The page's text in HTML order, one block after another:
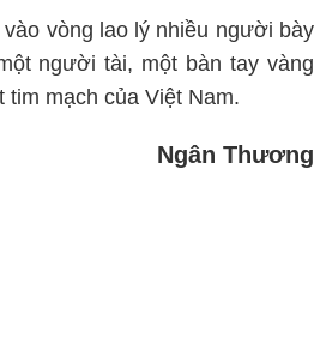
vòng lao lý nhiều người bày
người tài, một bàn tay vàng
tim mạch của Việt Nam.
Ngân Thương